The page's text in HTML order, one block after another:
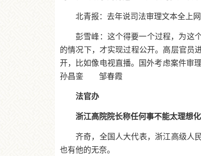
北青报：去年说司法审理文本全上
彭雪峰：这个得要一个过程，为这
的情况下，才实现过程公开。高层官员
开，比如像电视直播。国外考虑案件审
孙昌銮 邹春霞
法官办
浙江高院院长称任何事不能太理想化
齐奇，全国人大代表，浙江高级人
也有他的无奈。